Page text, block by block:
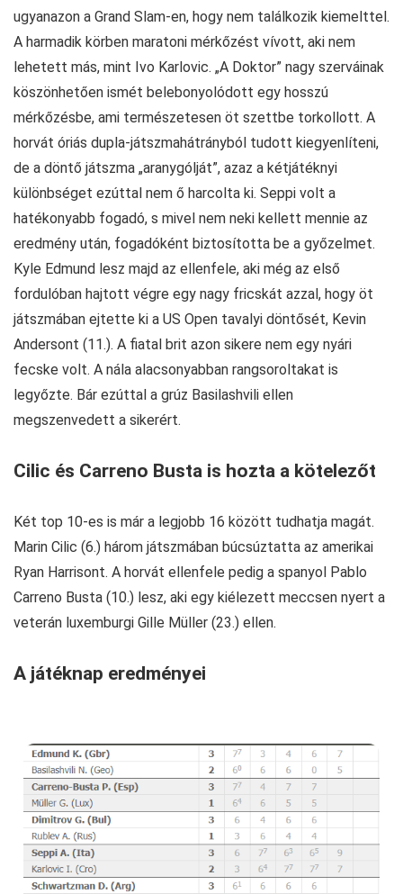
ugyanazon a Grand Slam-en, hogy nem találkozik kiemelttel.
A harmadik körben maratoni mérkőzést vívott, aki nem
lehetett más, mint Ivo Karlovic. „A Doktor” nagy szerváinak
köszönhetően ismét belebonyolódott egy hosszú
mérkőzésbe, ami természetesen öt szettbe torkollott. A
horvát óriás dupla-játszmahátrányból tudott kiegyenlíteni,
de a döntő játszma „aranygólját”, azaz a kétjátéknyi
különbséget ezúttal nem ő harcolta ki. Seppi volt a
hatékonyabb fogadó, s mivel nem neki kellett mennie az
eredmény után, fogadóként biztosította be a győzelmet.
Kyle Edmund lesz majd az ellenfele, aki még az első
fordulóban hajtott végre egy nagy fricskát azzal, hogy öt
játszmában ejtette ki a US Open tavalyi döntősét, Kevin
Andersont (11.). A fiatal brit azon sikere nem egy nyári
fecske volt. A nála alacsonyabban rangsoroltakat is
legyőzte. Bár ezúttal a grúz Basilashvili ellen
megszenvedett a sikerért.
Cilic és Carreno Busta is hozta a kötelezőt
Két top 10-es is már a legjobb 16 között tudhatja magát.
Marin Cilic (6.) három játszmában búcsúztatta az amerikai
Ryan Harrisont. A horvát ellenfele pedig a spanyol Pablo
Carreno Busta (10.) lesz, aki egy kiélezett meccsen nyert a
veterán luxemburgi Gille Müller (23.) ellen.
A játéknap eredményei